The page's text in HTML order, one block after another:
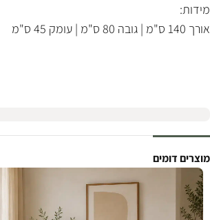
מידות:
אורך 140 ס"מ | גובה 80 ס"מ | עומק 45 ס"מ
מוצרים דומים